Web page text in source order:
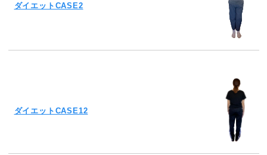
ダイエットCASE2
ダイエットCASE12